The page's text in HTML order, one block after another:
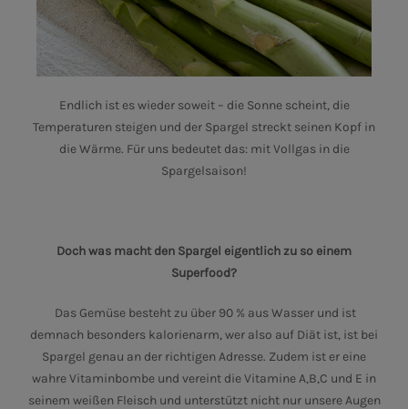
Endlich ist es wieder soweit – die Sonne scheint, die
Temperaturen steigen und der Spargel streckt seinen Kopf in
die Wärme. Für uns bedeutet das: mit Vollgas in die
Spargelsaison!
Doch was macht den Spargel eigentlich zu so einem
Superfood?
Das Gemüse besteht zu über 90 % aus Wasser und ist
demnach besonders kalorienarm, wer also auf Diät ist, ist bei
Spargel genau an der richtigen Adresse. Zudem ist er eine
wahre Vitaminbombe und vereint die Vitamine A,B,C und E in
seinem weißen Fleisch und unterstützt nicht nur unsere Augen